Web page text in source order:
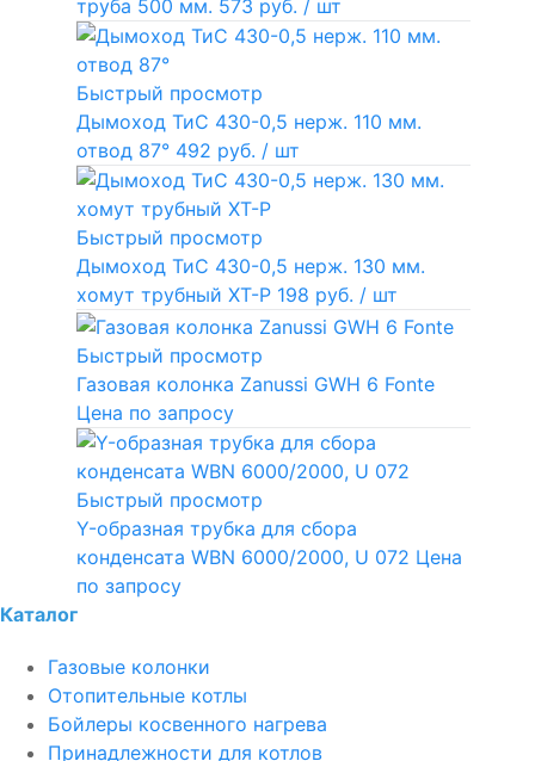
труба 500 мм. 573 руб. / шт
Быстрый просмотр
Дымоход ТиС 430-0,5 нерж. 110 мм.
отвод 87° 492 руб. / шт
Быстрый просмотр
Дымоход ТиС 430-0,5 нерж. 130 мм.
хомут трубный ХТ-Р 198 руб. / шт
Быстрый просмотр
Газовая колонка Zanussi GWH 6 Fonte
Цена по запросу
Быстрый просмотр
Y-образная трубка для сбора
конденсата WBN 6000/2000, U 072 Цена
по запросу
Каталог
Газовые колонки
Отопительные котлы
Бойлеры косвенного нагрева
Принадлежности для котлов